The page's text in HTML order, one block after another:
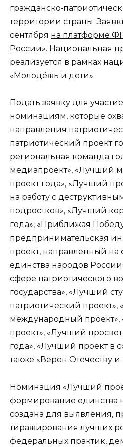
территории страны.
сентября на платформе
России». Национальная
реализуется в рамках
«Молодёжь и дети».
Подать заявку для
номинациям, которые
направления
патриотический проект
региональная команда
медиапроект», «Лучший
проект года», «Лучший
на работу с
подростков», «Лучший
года», «Приближая
предпринимательская
проект, направленный
единства народов
сфере патриотического
государства», «Лучший
патриотический
международный
проект», «Лучший
года», «Лучший проект в
также «Верен Отечеству и
Номинация «Лучший
формирование единства
создана для выявления,
тиражирования лучших
федеральных практик,